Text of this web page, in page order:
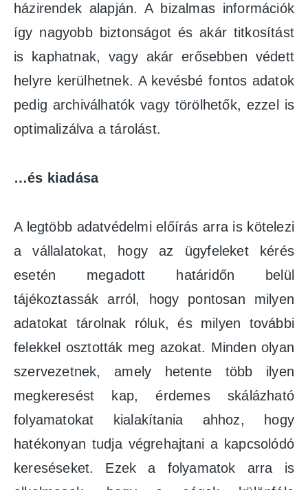
házirendek alapján. A bizalmas információk
így nagyobb biztonságot és akár titkosítást
is kaphatnak, vagy akár erősebben védett
helyre kerülhetnek. A kevésbé fontos adatok
pedig archiválhatók vagy törölhetők, ezzel is
optimalizálva a tárolást.
…és kiadása
A legtöbb adatvédelmi előírás arra is kötelezi
a vállalatokat, hogy az ügyfeleket kérés
esetén megadott határidőn belül
tájékoztassák arról, hogy pontosan milyen
adatokat tárolnak róluk, és milyen további
felekkel osztották meg azokat. Minden olyan
szervezetnek, amely hetente több ilyen
megkeresést kap, érdemes skálázható
folyamatokat kialakítania ahhoz, hogy
hatékonyan tudja végrehajtani a kapcsolódó
kereséseket. Ezek a folyamatok arra is